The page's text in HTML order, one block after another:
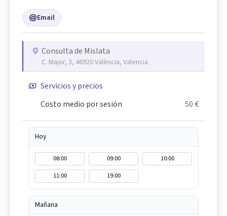
Email
Consulta de Mislata
C. Major, 3, 46920 València, Valencia
Servicios y precios
Costo medio por sesión
50 €
Hoy
08:00 09:00
10:00
11:00
19:00
Mañana